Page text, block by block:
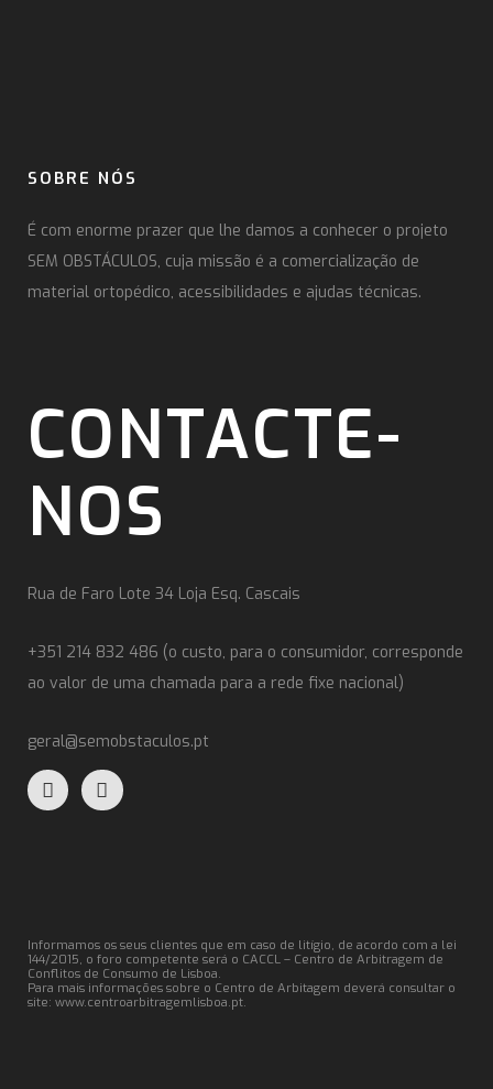
SOBRE NÓS
É com enorme prazer que lhe damos a conhecer o projeto
SEM OBSTÁCULOS, cuja missão é a comercialização de
material ortopédico, acessibilidades e ajudas técnicas.
CONTACTE-
NOS
Rua de Faro Lote 34 Loja Esq. Cascais
+351 214 832 486 (o custo, para o consumidor, corresponde
ao valor de uma chamada para a rede fixe nacional)
geral@semobstaculos.pt
Informamos os seus clientes que em caso de litígio, de acordo com a lei
144/2015, o foro competente será o CACCL – Centro de Arbitragem de
Conflitos de Consumo de Lisboa.
Para mais informações sobre o Centro de Arbitagem deverá consultar o
site: www.centroarbitragemlisboa.pt.